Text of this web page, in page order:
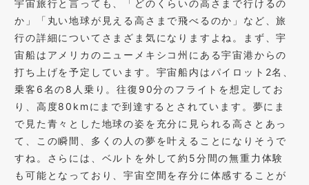
宇宙旅行と言っても、「どのくらいの高さまで行けるの
か」「丸い地球が見える高さまで飛べるのか」など、旅
行の詳細についてさまざま気になりますよね。まず、宇
宙船はアメリカのニューメキシコ州にある宇宙港からの
打ち上げを予定しています。宇宙船内はパイロット2名、
乗客6名の8人乗り。往復90分のフライトを想定してお
り、高度80kmにまで到達するとされています。夢にま
で見た青々とした地球の姿を充分に見られる高さとあっ
て、この瞬間、多くの人の夢を叶えることになりそうで
すね。さらには、ベルトを外して約5分間の無重力体験
も可能となっており、宇宙空間を存分に体感することが